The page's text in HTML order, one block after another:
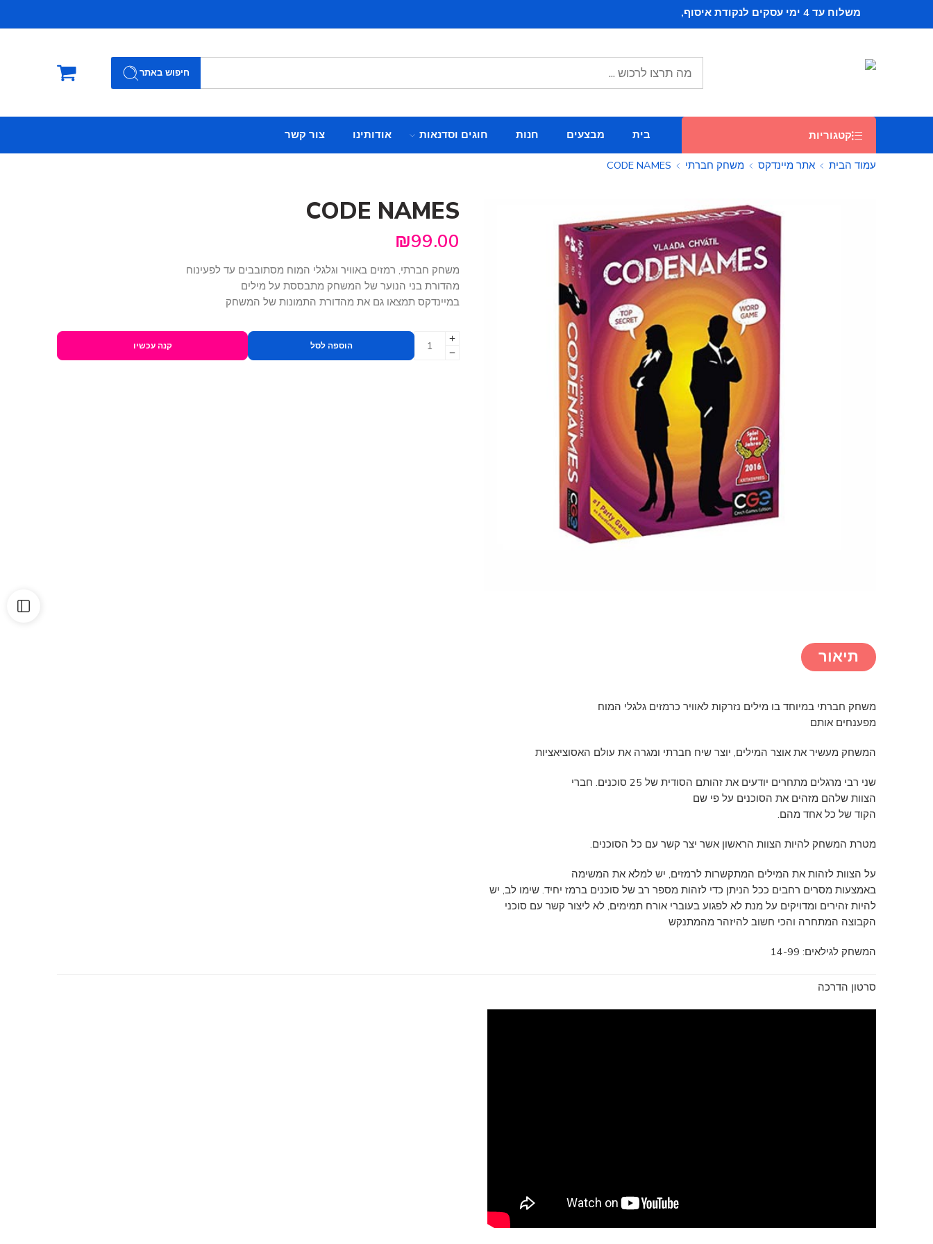
משלוח עד 4 ימי עסקים לנקודת איסוף,
חיפוש באתר
קטגוריות בית מבצעים חנות חוגים וסדנאות אודותינו צור קשר
עמוד הבית אתר מיינדקס משחק חברתי CODE NAMES
CODE NAMES
₪99.00
משחק חברתי, רמזים באוויר וגלגלי המוח מסתובבים עד לפעינוח
מהדורת בני הנוער של המשחק מתבססת על מילים
במיינדקס תמצאו גם את מהדורת התמונות של המשחק
הוספה לסל קנה עכשיו
תיאור
משחק חברתי במיוחד בו מילים נזרקות לאוויר כרמזים גלגלי המוח
מפענחים אותם
המשחק מעשיר את אוצר המילים, יוצר שיח חברתי ומגרה את עולם האסוציאציות
שני רבי מרגלים מתחרים יודעים את זהותם הסודית של 25 סוכנים. חברי
הצוות שלהם מזהים את הסוכנים על פי שם
הקוד של כל אחד מהם.
מטרת המשחק להיות הצוות הראשון אשר יצר קשר עם כל הסוכנים.
על הצוות לזהות את המילים המתקשרות לרמזים, יש למלא את המשימה
באמצעות מסרים רחבים ככל הניתן כדי לזהות מספר רב של סוכנים ברמז יחיד. שימו לב, יש
להיות זהירים ומדויקים על מנת לא לפגוע בעוברי אורח תמימים, לא ליצור קשר עם סוכני
הקבוצה המתחרה והכי חשוב להיזהר מהמתנקש
המשחק לגילאים: 14-99
סרטון הדרכה